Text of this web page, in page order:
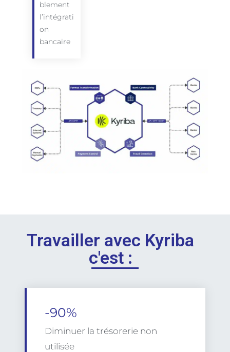
blement
l’intégrati
on
bancaire
Travailler avec Kyriba
c'est :
-90%
Diminuer la trésorerie non
utilisée